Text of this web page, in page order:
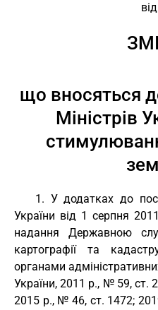
що вносяться
Міністрів
1. У додатках до
України від 1 серпня
надання Державною
картографії та
органами
України, 2011 р., № 59, ст.
2015 р., № 46, ст. 1472;